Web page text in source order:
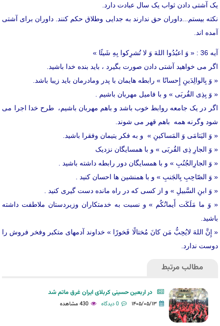
یک آشتی دادن ثواب یک سال عبادت دارد.
نکته بیستم...داوران حق ندارند به جدایی وطلاق حکم کنند. داوران برای آشتی
آمده اند.
آیه 36 : « وَ اعبُدُوا اللهَ وَ لا تُشرِکوا بِهِ شَیئًا »
اگر می خواهید آشتی دادن صورت بگیرد ، باید بنده خدا باشید.
« وَ بِالوالِدَینِ إِحسانًا » رابطه هایمان با پدر ومادرمان باید زیبا باشد.
« وَ بِذِی القُربَی » و با فامیل مهربان باشیم .
اگر در یک جامعه روابط خوب باشد و باهم مهربان باشیم، طرح خدا اجرا می
شود وگرنه همه باهم قهر می شوند.
« وَ الیَتامَی وَ المَساکینِ » و به فکر یتیمان وفقرا باشید.
« وَ الجارِ ذِی القُربَی » و با همسایگان نزدیک
« وَ الجارِالجُنُبِ » و با همسایگان دور رابطه داشته باشید .
« وَ الصّاحِبِ بِالجَنبِ » و با همنشین ها احسان کنید .
« وَ ابنِ السَّبیلِ » و از کسی که در راه مانده دست گیری کنید .
« وَ ما مَلَکَت أَیمانُکُم » و نسبت به خدمتکاران وزیردستان ملاطفت داشته
باشید.
« إِنَّ اللهَ لایُحِبُّ مَن کانَ مُختالًا فَخورًا » خداوند آدمهای متکبر وفخر فروش را
دوست ندارد.
مطالب مرتبط
در اربعین حسینی کربلای ایران غرق ماتم شد
۱۴۰۵/۰۵/۱۳ 0 دیدگاه 430 مشاهده